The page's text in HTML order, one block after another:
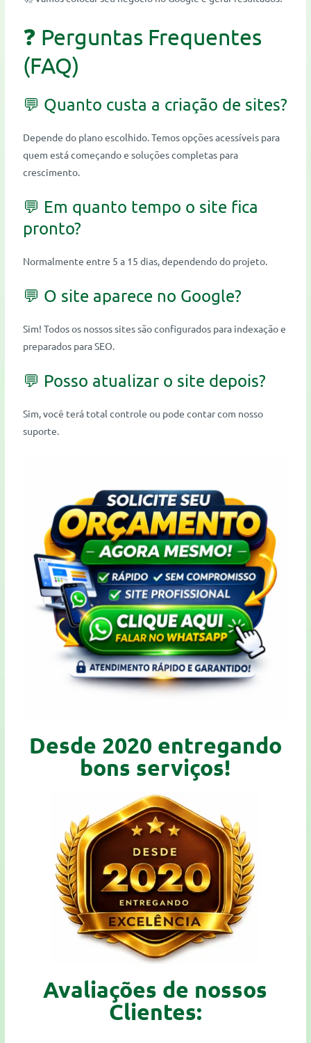
❓ Perguntas Frequentes
(FAQ)
💬 Quanto custa a criação de sites?
Depende do plano escolhido. Temos opções acessíveis para
quem está começando e soluções completas para
crescimento.
💬 Em quanto tempo o site fica
pronto?
Normalmente entre 5 a 15 dias, dependendo do projeto.
💬 O site aparece no Google?
Sim! Todos os nossos sites são configurados para indexação e
preparados para SEO.
💬 Posso atualizar o site depois?
Sim, você terá total controle ou pode contar com nosso
suporte.
Desde 2020 entregando
bons serviços!
Avaliações de nossos
Clientes: